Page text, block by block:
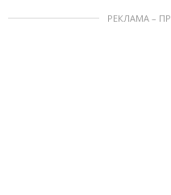
РЕКЛАМА –